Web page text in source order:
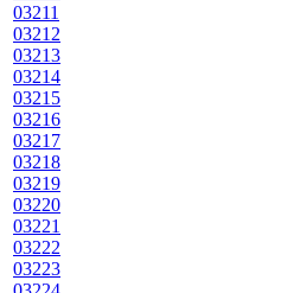
03211
03212
03213
03214
03215
03216
03217
03218
03219
03220
03221
03222
03223